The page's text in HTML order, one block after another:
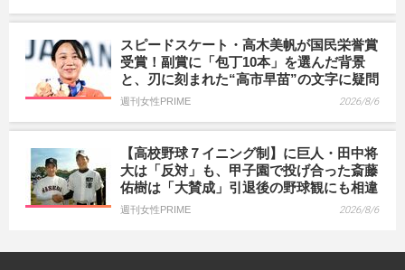
スピードスケート・高木美帆が国民栄誉賞
受賞！副賞に「包丁10本」を選んだ背景
と、刃に刻まれた“高市早苗”の文字に疑問
週刊女性PRIME 2026/8/6
【高校野球７イニング制】に巨人・田中将
大は「反対」も、甲子園で投げ合った斎藤
佑樹は「大賛成」引退後の野球観にも相違
週刊女性PRIME 2026/8/6